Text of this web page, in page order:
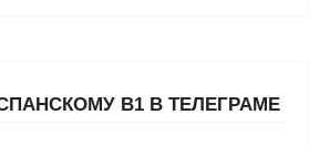
В1 В ТЕЛЕГРАМЕ